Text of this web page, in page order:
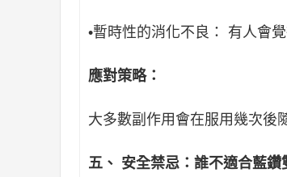
•暫時性的消化不良： 有人會
應對策略：
大多數副作用會在服用幾次後
五、 安全禁忌：誰不適合藍鑽